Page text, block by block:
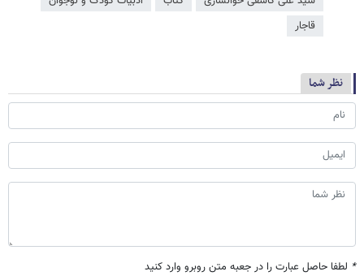
قاجار
نظر شما
* لطفا حاصل عبارت را در جعبه متن روبرو وارد کنید